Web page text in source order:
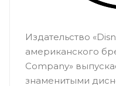
Издательство
американского
Company»
знаменитыми